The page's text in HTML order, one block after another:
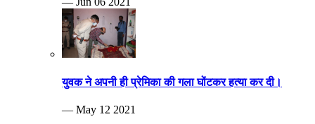
युवक ने अपनी ही प्रेमिका की गला घोंटकर हत्या कर दी।
— May 12 2021